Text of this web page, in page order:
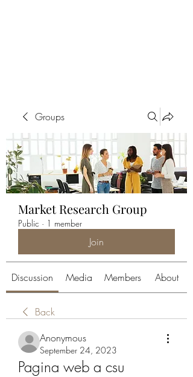
Groups
Market Research Group
Public · 1 member
Join
Discussion Media Members About
Back
Anonymous
September 24, 2023
Pagina web a csu